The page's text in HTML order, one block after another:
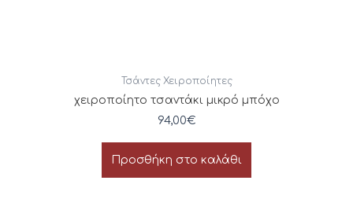
Τσάντες Χειροποίητες
χειροποίητο τσαντάκι μικρό μπόχο
94,00€
Προσθήκη στο καλάθι